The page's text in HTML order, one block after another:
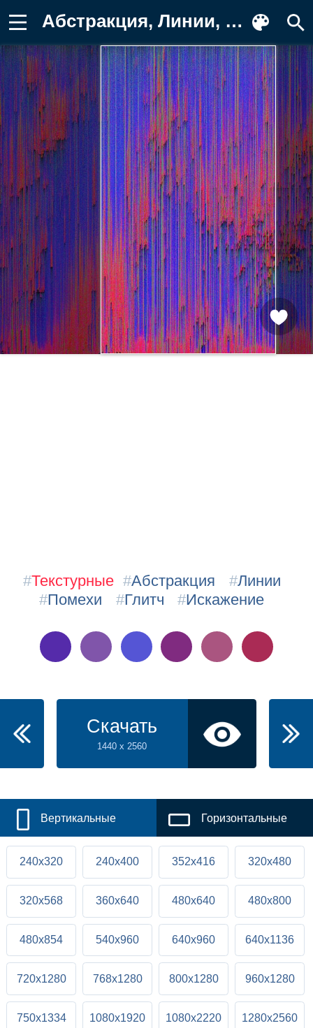
Абстракция, Линии, Помехи, Глитч Заставка на телефон
#Текстурные #Абстракция #Линии
#Помехи #Глитч #Искажение
Скачать
1440 x 2560
Вертикальные Горизонтальные
240x320 240x400 352x416 320x480
320x568 360x640 480x640 480x800
480x854 540x960 640x960 640x1136
720x1280 768x1280 800x1280 960x1280
750x1334 1080x1920 1080x2220 1280x2560